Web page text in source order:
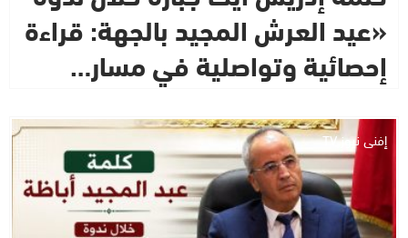
«عيد العرش المجيد بالجهة: قراءة
إحصائية وتواصلية في مسار…
إفني نيوز TV